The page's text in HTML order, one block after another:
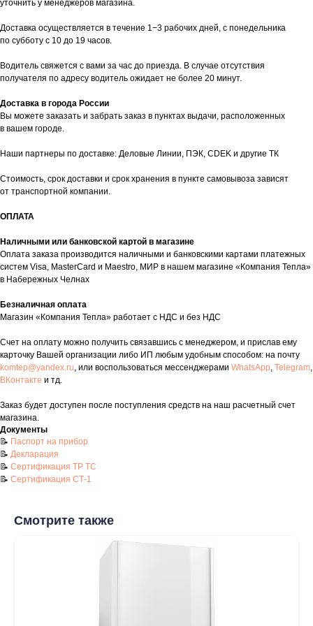
уточнить у менеджеров магазина.
Доставка осуществляется в течение 1−3 рабочих дней, с понедельника
по субботу с 10 до 19 часов.
Водитель свяжется с вами за час до приезда. В случае отсутствия
получателя по адресу водитель ожидает не более 20 минут.
Доставка в города России
Вы можете заказать и забрать заказ в пунктах выдачи, расположенных
в вашем городе.
Наши партнеры по доставке: Деловые Линии, ПЭК, CDEK и другие ТК
Стоимость, срок доставки и срок хранения в пункте самовывоза зависят
от транспортной компании.
ОПЛАТА
Наличными или банковской картой в магазине
Оплата заказа производится наличными и банковскими картами платежных
систем Visa, MasterCard и Maestro, МИР в нашем магазине «Компания Тепла»
в Набережных Челнах
Безналичная оплата
Магазин «Компания Тепла» работает с НДС и без НДС
Счет на оплату можно получить связавшись с менеджером, и прислав ему
карточку Вашей организации либо ИП любым удобным способом: на почту
komtep@yandex.ru, или воспользоваться мессенджерами WhatsApp, Telegram,
ВКонтакте и тд.
Заказ будет доступен после поступления средств на наш расчетный счет
магазина.
Документы
📝 Паспорт на прибор
📝 Декларация
📝 Сертификация ТР ТС
📝 Сертификация СТ-1
Смотрите также
Контакты
Почта: komtep@yandex.ru
+7 (8552) 78-33-11
Заказать звонок
Каталог